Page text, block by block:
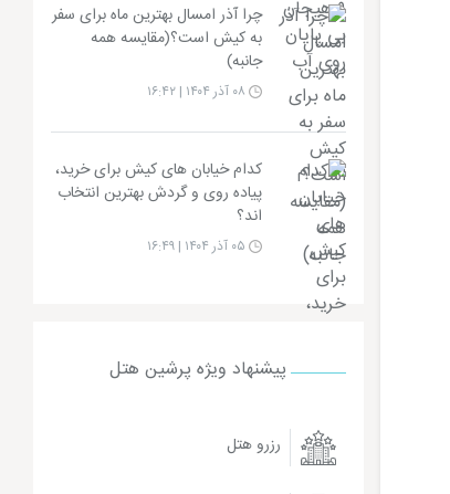
چرا آذر امسال بهترین ماه برای سفر
به کیش است؟(مقایسه همه
جانبه)
کدام خیابان های کیش برای خرید،
پیاده روی و گردش بهترین انتخاب
اند؟
پیشنهاد ویژه پرشین هتل
رزرو هتل